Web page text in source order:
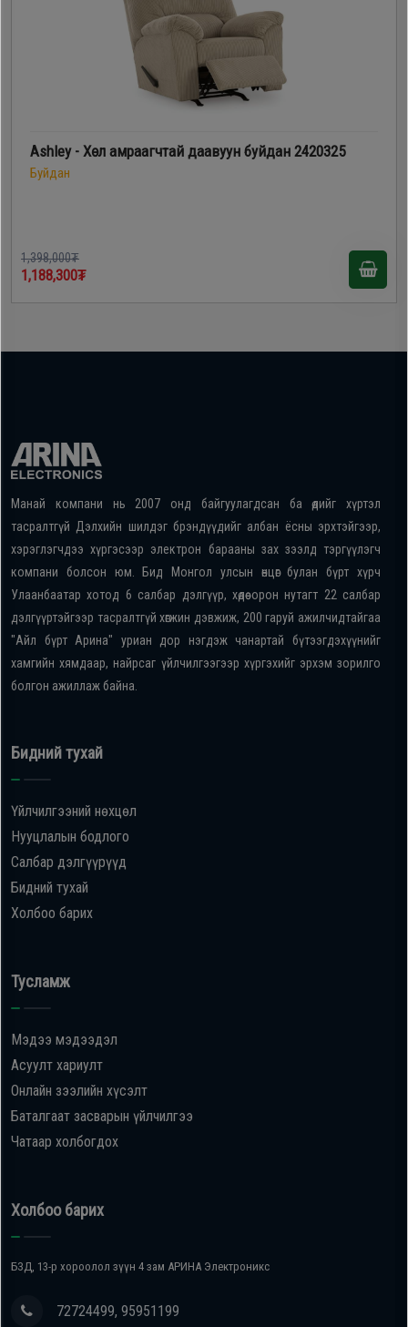
Ashley - Хөл амраагчтай даавуун буйдан 2420325
Буйдан
1,398,000₮
1,188,300₮
Манай компани нь 2007 онд байгуулагдсан ба өдийг хүртэл
тасралтгүй Дэлхийн шилдэг брэндүүдийг албан ёсны эрхтэйгээр,
хэрэглэгчдээ хүргэсээр электрон барааны зах зээлд тэргүүлэгч
компани болсон юм. Бид Монгол улсын өнцөг булан бүрт хүрч
Улаанбаатар хотод 6 салбар дэлгүүр, хөдөө орон нутагт 22 салбар
дэлгүүртэйгээр тасралтгүй хөгжин дэвжиж, 200 гаруй ажилчидтайгаа
"Айл бүрт Арина" уриан дор нэгдэж чанартай бүтээгдэхүүнийг
хамгийн хямдаар, найрсаг үйлчилгээгээр хүргэхийг эрхэм зорилго
болгон ажиллаж байна.
Бидний тухай
Үйлчилгээний нөхцөл
Нууцлалын бодлого
Салбар дэлгүүрүүд
Бидний тухай
Холбоо барих
Тусламж
Мэдээ мэдээдэл
Асуулт хариулт
Онлайн зээлийн хүсэлт
Баталгаат засварын үйлчилгээ
Чатаар холбогдох
Холбоо барих
БЗД, 13-р хороолол зүүн 4 зам АРИНА Электроникс
72724499, 95951199